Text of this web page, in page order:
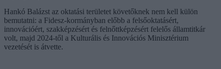
Hankó Balázst az oktatási területet követőknek nem kell külön
bemutatni: a Fidesz-kormányban előbb a felsőoktatásért,
innovációért, szakképzésért és felnőttképzésért felelős államtitkár
volt, majd 2024-től a Kulturális és Innovációs Minisztérium
vezetését is átvette.